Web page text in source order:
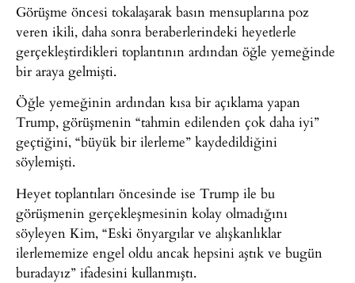
Görüşme öncesi tokalaşarak basın mensuplarına poz
veren ikili, daha sonra beraberlerindeki heyetlerle
gerçekleştirdikleri toplantının ardından öğle yemeğinde
bir araya gelmişti.
Öğle yemeğinin ardından kısa bir açıklama yapan
Trump, görüşmenin “tahmin edilenden çok daha iyi”
geçtiğini, “büyük bir ilerleme” kaydedildiğini
söylemişti.
Heyet toplantıları öncesinde ise Trump ile bu
görüşmenin gerçekleşmesinin kolay olmadığını
söyleyen Kim, “Eski önyargılar ve alışkanlıklar
ilerlememize engel oldu ancak hepsini aştık ve bugün
buradayız” ifadesini kullanmıştı.